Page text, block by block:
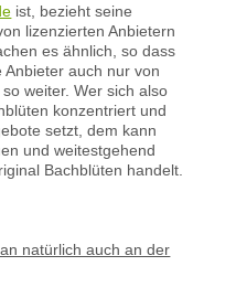
ist, bezieht seine
lizenzierten Anbietern
es ähnlich, so dass
auch nur von
weiter. Wer sich also
konzentriert und
setzt, dem kann
und weitestgehend
Bachblüten handelt.
natürlich auch an der